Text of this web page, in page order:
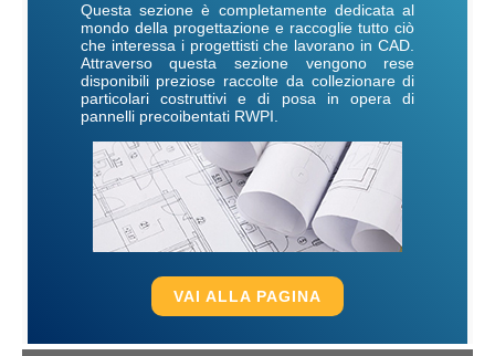
Questa sezione è completamente dedicata al
mondo della progettazione e raccoglie tutto ciò
che interessa i progettisti che lavorano in CAD.
Attraverso questa sezione vengono rese
disponibili preziose raccolte da collezionare di
particolari costruttivi e di posa in opera di
pannelli precoibentati RWPI.
VAI ALLA PAGINA